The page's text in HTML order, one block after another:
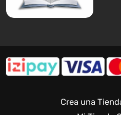
Crea una